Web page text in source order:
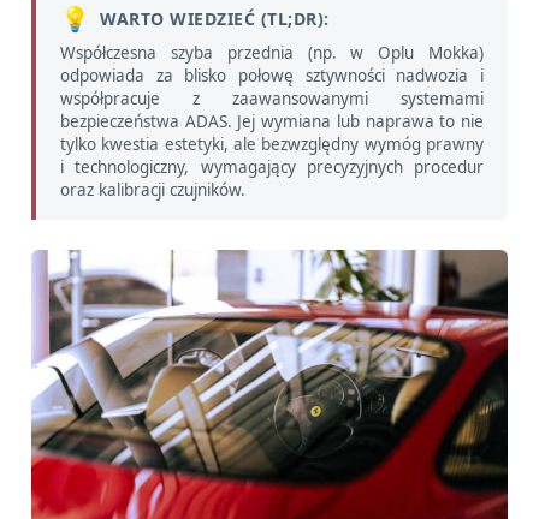
💡 WARTO WIEDZIEĆ (TL;DR):
Współczesna szyba przednia (np. w Oplu Mokka)
odpowiada za blisko połowę sztywności nadwozia i
współpracuje z zaawansowanymi systemami
bezpieczeństwa ADAS. Jej wymiana lub naprawa to nie
tylko kwestia estetyki, ale bezwzględny wymóg prawny
i technologiczny, wymagający precyzyjnych procedur
oraz kalibracji czujników.